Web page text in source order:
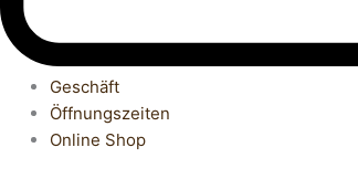
Geschäft
Öffnungszeiten
Online Shop